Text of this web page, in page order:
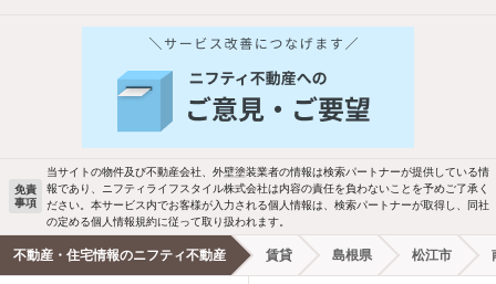
バス・トイレ別 2階以上
洗濯機置場あり 独立洗面台
エアコンあり 都市ガス
免責
事項
当サイトの物件及び不動産会社、外壁塗装業者の情報は検索パートナーが提供している情
報であり、ニフティライフスタイル株式会社は内容の責任を負わないことを予めご了承く
ださい。本サービス内でお客様が入力される個人情報は、検索パートナーが取得し、同社
の定める個人情報規約に従って取り扱われます。
不動産・住宅情報のニフティ不動産 賃貸 島根県 松江市